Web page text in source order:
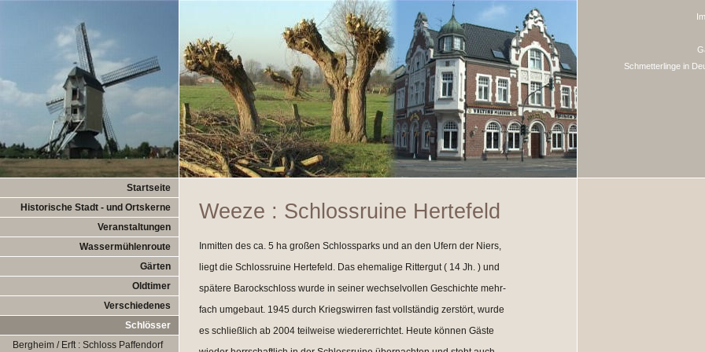
Schmetterlinge in
Startseite
Historische Stadt - und Ortskerne
Veranstaltungen
Wassermühlenroute
Gärten
Oldtimer
Verschiedenes
Schlösser
Bergheim / Erft : Schloss Paffendorf
Weeze : Schlossruine Hertefeld
Inmitten des ca. 5 ha großen Schlossparks und an den Ufern der Niers,
liegt die Schlossruine Hertefeld. Das ehemalige Rittergut ( 14 Jh. ) und
spätere Barockschloss wurde in seiner wechselvollen Geschichte mehr-
fach umgebaut. 1945 durch Kriegswirren fast vollständig zerstört, wurde
es schließlich ab 2004 teilweise wiedererrichtet. Heute können Gäste